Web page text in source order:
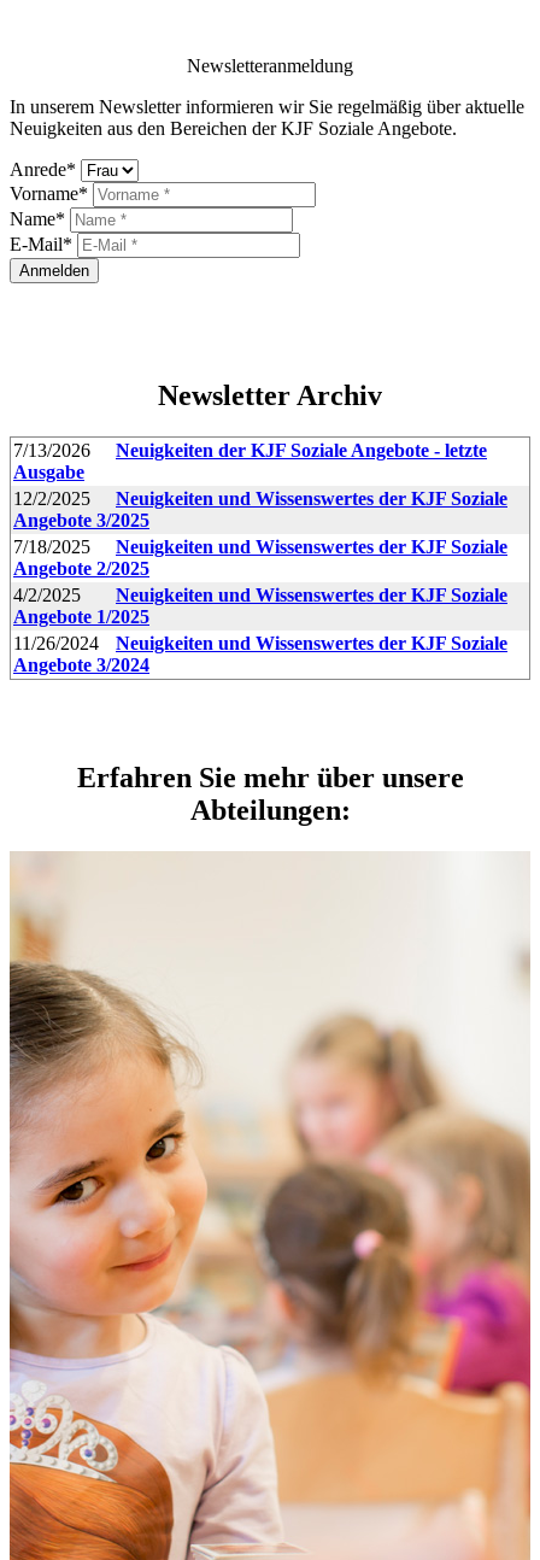
Newsletteranmeldung
In unserem Newsletter informieren wir Sie regelmäßig über aktuelle
Neuigkeiten aus den Bereichen der KJF Soziale Angebote.
Anrede*
Vorname*
Name*
E-Mail*
Anmelden
Newsletter Archiv
7/13/2026
Neuigkeiten der KJF Soziale Angebote - letzte
Ausgabe
12/2/2025
Neuigkeiten und Wissenswertes der KJF Soziale
Angebote 3/2025
7/18/2025
Neuigkeiten und Wissenswertes der KJF Soziale
Angebote 2/2025
4/2/2025
Neuigkeiten und Wissenswertes der KJF Soziale
Angebote 1/2025
11/26/2024
Neuigkeiten und Wissenswertes der KJF Soziale
Angebote 3/2024
Erfahren Sie mehr über unsere
Abteilungen: